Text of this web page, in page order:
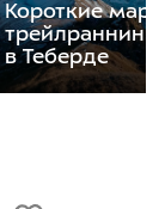
Короткие
в Теберде